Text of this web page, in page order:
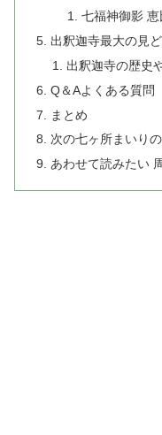
七福神御影 恵
出釈迦寺最大の見
出釈迦寺の歴史
Q＆Aよくある質問
まとめ
次の七ヶ所まいり
あわせて読みたい